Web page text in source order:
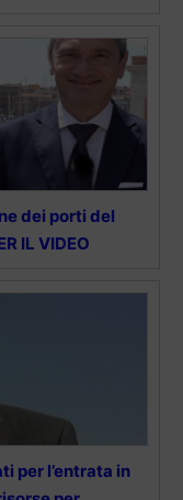
dei porti del
IL VIDEO
per l’entrata in